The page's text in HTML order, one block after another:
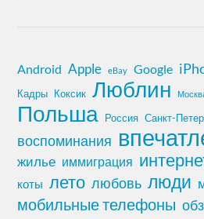
Android Apple eBay Google
Кадры Коксик Люблин
Польша Россия Санкт-
воспоминания
жилье иммиграция
коты лето любовь люди
мобильные телефоны